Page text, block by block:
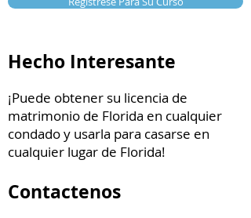
Hecho Interesante
¡Puede obtener su licencia de
matrimonio de Florida en cualquier
condado y usarla para casarse en
cualquier lugar de Florida!
Contactenos